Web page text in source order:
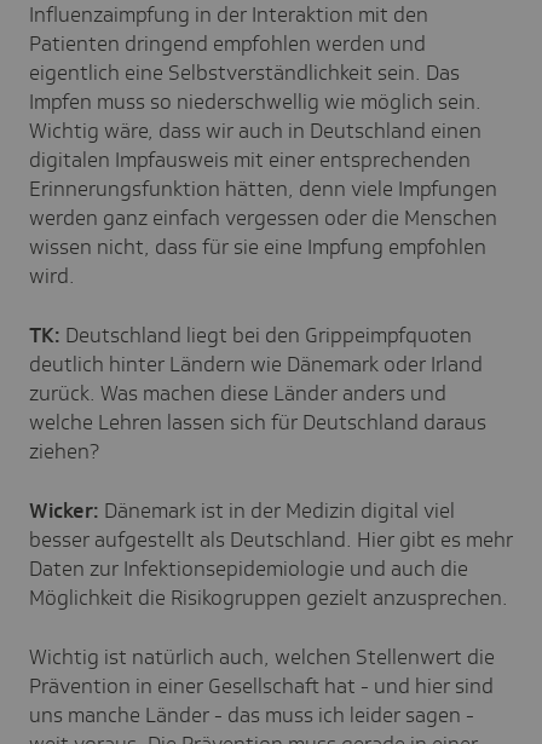
Influenzaimpfung in der Interaktion mit den
Patienten dringend empfohlen werden und
eigentlich eine Selbstverständlichkeit sein. Das
Impfen muss so niederschwellig wie möglich sein.
Wichtig wäre, dass wir auch in Deutschland einen
digitalen Impfausweis mit einer entsprechenden
Erinnerungsfunktion hätten, denn viele Impfungen
werden ganz einfach vergessen oder die Menschen
wissen nicht, dass für sie eine Impfung empfohlen
wird.
TK: Deutschland liegt bei den Grippeimpfquoten
deutlich hinter Ländern wie Dänemark oder Irland
zurück. Was machen diese Länder anders und
welche Lehren lassen sich für Deutschland daraus
ziehen?
Wicker: Dänemark ist in der Medizin digital viel
besser aufgestellt als Deutschland. Hier gibt es mehr
Daten zur Infektionsepidemiologie und auch die
Möglichkeit die Risikogruppen gezielt anzusprechen.
Wichtig ist natürlich auch, welchen Stellenwert die
Prävention in einer Gesellschaft hat - und hier sind
uns manche Länder - das muss ich leider sagen -